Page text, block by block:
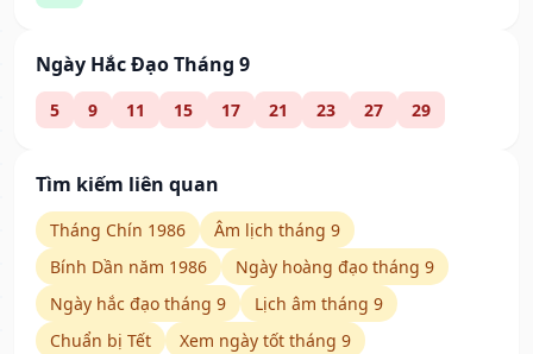
Ngày Hắc Đạo Tháng 9
5 9 11 15 17 21 23 27 29
Tìm kiếm liên quan
Tháng Chín 1986
Âm lịch tháng 9
Bính Dần năm 1986
Ngày hoàng đạo tháng 9
Ngày hắc đạo tháng 9
Lịch âm tháng 9
Chuẩn bị Tết
Xem ngày tốt tháng 9